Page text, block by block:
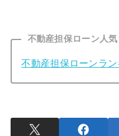
不動産担保ローン人
不動産担保ローンラ